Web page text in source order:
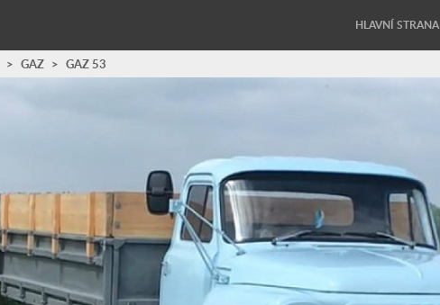
HLAVNÍ STRANA
> GAZ > GAZ 53